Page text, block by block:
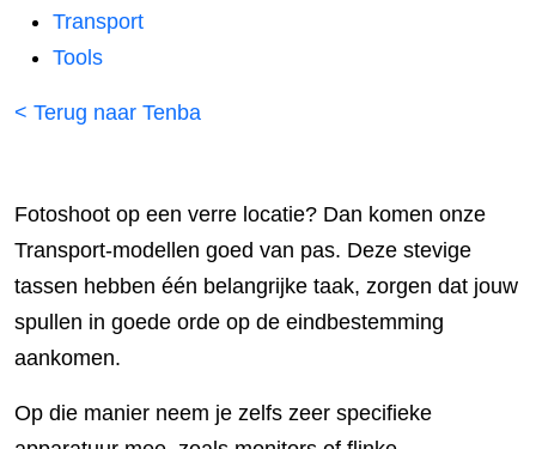
Transport
Tools
< Terug naar Tenba
Fotoshoot op een verre locatie? Dan komen onze
Transport-modellen goed van pas. Deze stevige
tassen hebben één belangrijke taak, zorgen dat jouw
spullen in goede orde op de eindbestemming
aankomen.
Op die manier neem je zelfs zeer specifieke